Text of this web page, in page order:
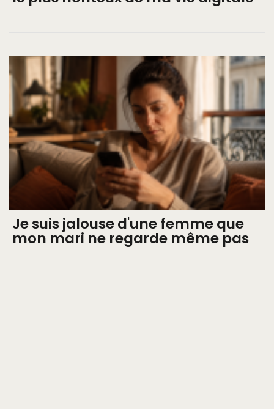
Je suis jalouse d'une femme que
mon mari ne regarde même pas